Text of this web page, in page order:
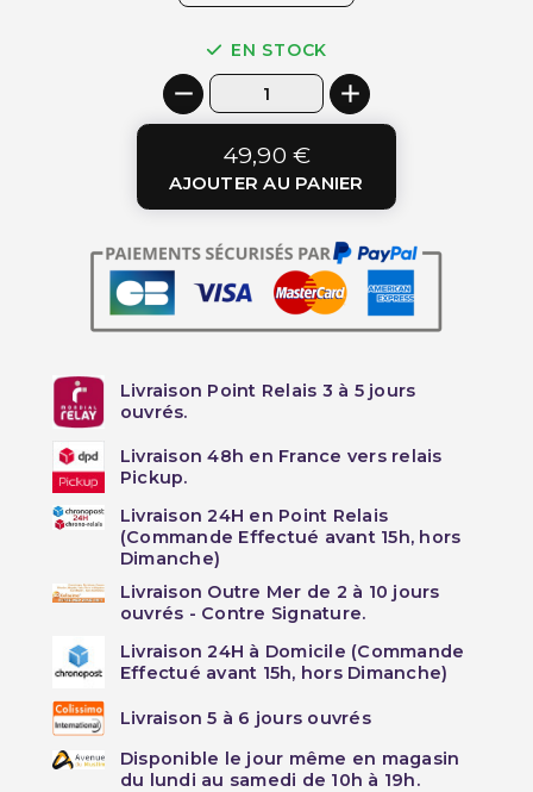
EN STOCK
49,90 €
AJOUTER AU PANIER
Livraison Point Relais 3 à 5 jours
ouvrés.
Livraison 48h en France vers relais
Pickup.
Livraison 24H en Point Relais
(Commande Effectué avant 15h, hors
Dimanche)
Livraison Outre Mer de 2 à 10 jours
ouvrés - Contre Signature.
Livraison 24H à Domicile (Commande
Effectué avant 15h, hors Dimanche)
Livraison 5 à 6 jours ouvrés
Disponible le jour même en magasin
du lundi au samedi de 10h à 19h.